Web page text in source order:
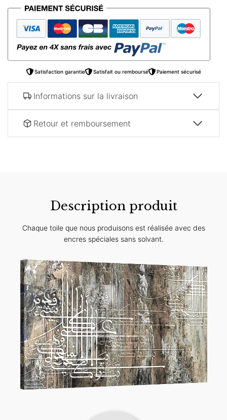
oriental
Abstrait
noir
Satisfaction garantie Satisfait ou remboursé Paiement sécurisé
Informations sur la livraison
Retour et remboursement
Description produit
Chaque toile que nous produisons est réalisée avec des
encres spéciales sans solvant.